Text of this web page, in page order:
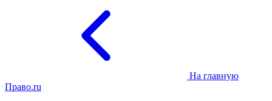
На главную
Право.ru